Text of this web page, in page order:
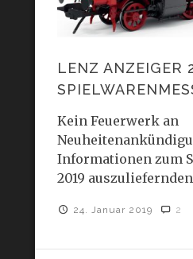
LENZ ANZEIGER
Kein Feuerwerk an
Informationen zum
2019
24. Januar 2019 2